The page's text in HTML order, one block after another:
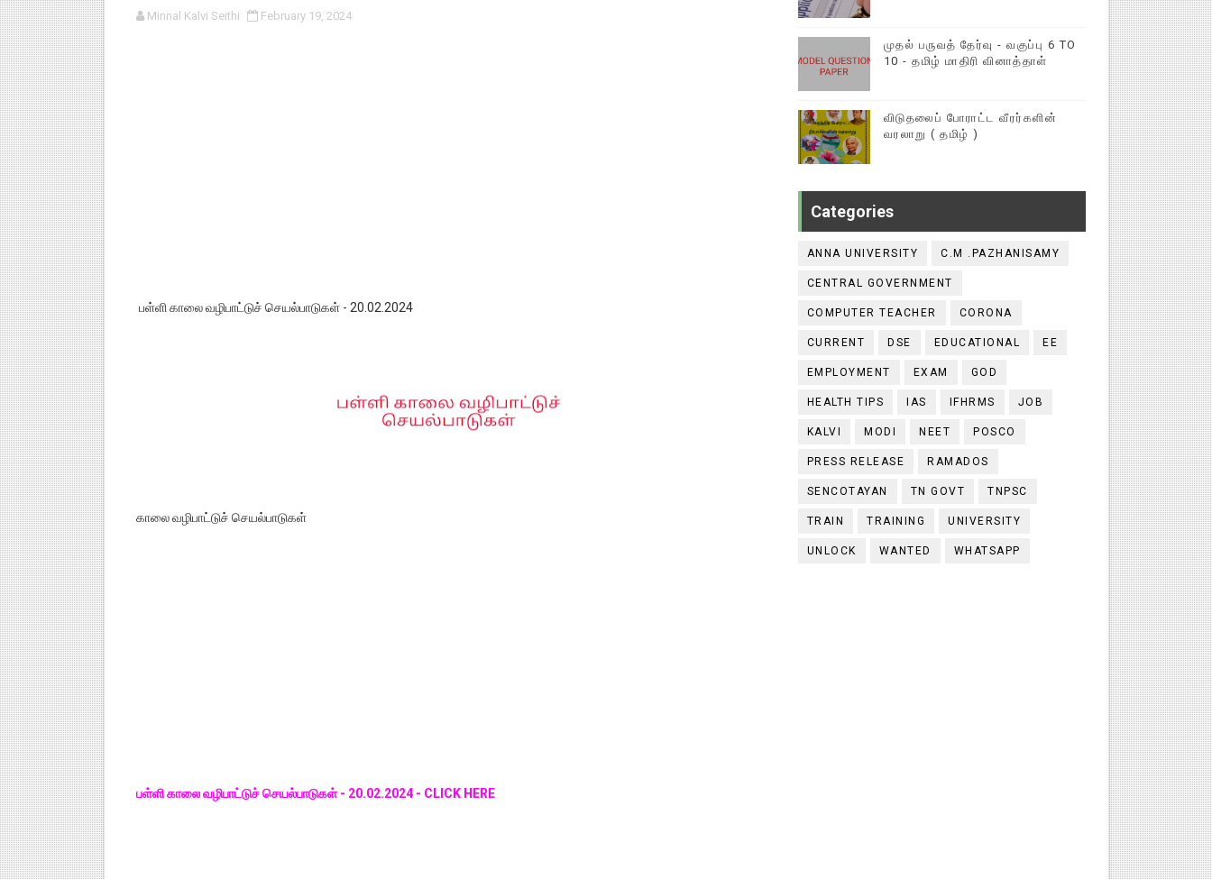
பள்ளி காலை வழிபாட்டுச் செயல்பாடுகள் - டிசம்பர் 17
Minnal Kalvi Seithi February 19, 2024
பள்ளி காலை வழிபாட்டுச் செயல்பாடுகள் - 20.02.2024
காலை வழிபாட்டுச் செயல்பாடுகள்
பள்ளி காலை வழிபாட்டுச் செயல்பாடுகள் - 20.02.2024 - CLICK HERE
முதல் பருவத் தேர்வு - வகுப்பு 6 TO
10 - தமிழ் மாதிரி வினாத்தாள்
விடுதலைப் போராட்ட வீரர்களின்
வரலாறு ( தமிழ் )
Categories
ANNA UNIVERSITY C.M .PAZHANISAMY
CENTRAL GOVERNMENT
COMPUTER TEACHER CORONA
CURRENT DSE EDUCATIONAL EE
EMPLOYMENT EXAM GOD
HEALTH TIPS IAS IFHRMS JOB
KALVI MODI NEET POSCO
PRESS RELEASE RAMADOS
SENCOTAYAN TN GOVT TNPSC
TRAIN TRAINING UNIVERSITY
UNLOCK WANTED WHATSAPP